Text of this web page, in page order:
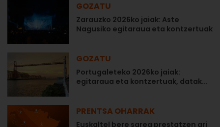
GOZATU
Zarauzko 2026ko jaiak: Aste
Nagusiko egitaraua eta kontzertuak
GOZATU
Portugaleteko 2026ko jaiak:
egitaraua eta kontzertuak, datak...
PRENTSA OHARRAK
Euskaltel bere sarea prestatzen ari